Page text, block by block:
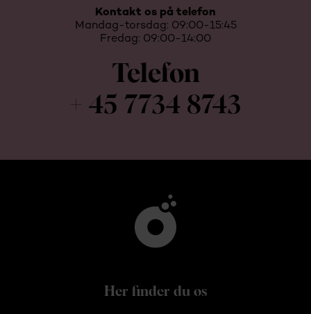
Kontakt os på telefon
Mandag-torsdag: 09:00-15:45
Fredag: 09:00-14:00
Telefon
+ 45 7734 8743
Her finder du os